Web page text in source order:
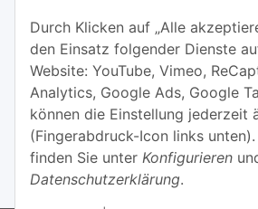
Durch Klicken auf „Alle
den Einsatz folgender Dienste
Website: YouTube, Vimeo,
Analytics, Google Ads, Google
können die Einstellung jederzeit
(Fingerabdruck-Icon links
finden Sie unter Konfigurieren
Datenschutzerklärung.
Mehr über
Widerrufsbutton
* Alle Preise inkl. gesetzlicher USt., zzgl.